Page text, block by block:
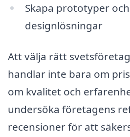
Skapa prototyper
designlösningar
Att välja rätt
handlar inte bara om
om kvalitet och
undersöka företagens
recensioner för att